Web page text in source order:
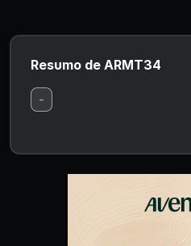
Resumo de ARMT34
-